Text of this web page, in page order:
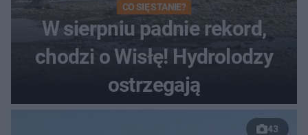
CO SIĘ STANIE?
W sierpniu padnie rekord,
chodzi o Wisłę! Hydrolodzy
ostrzegają
43